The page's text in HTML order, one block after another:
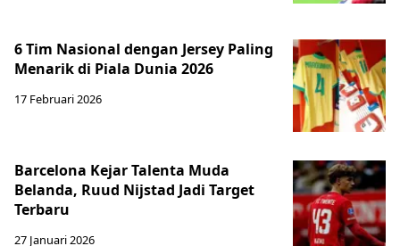
6 Tim Nasional dengan Jersey Paling
Menarik di Piala Dunia 2026
17 Februari 2026
Barcelona Kejar Talenta Muda
Belanda, Ruud Nijstad Jadi Target
Terbaru
27 Januari 2026